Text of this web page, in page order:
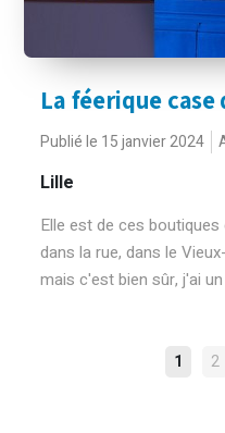
La féerique case
Publié le 15 janvier 2024
Lille
Elle est de ces
dans la rue, dans le
mais c'est bien sûr, j'ai
NAVIGATION
1 2